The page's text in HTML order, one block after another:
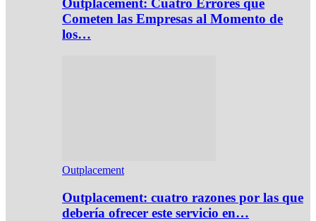
Outplacement: Cuatro Errores que
Cometen las Empresas al Momento de
los…
Outplacement
Outplacement: cuatro razones por las que
debería ofrecer este servicio en…